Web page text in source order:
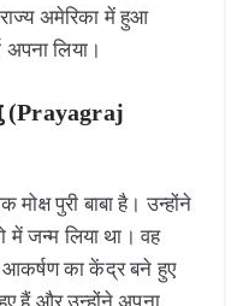
अमेरिका में हुआ
लिया।
(Prayagraj
पुरी बाबा है। उन्होंने
में जन्म लिया था। वह
का केंद्र बने हुए